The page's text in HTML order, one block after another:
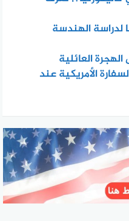
لدراسة الهندسة
العائلية
السفارة الأمريكية عند